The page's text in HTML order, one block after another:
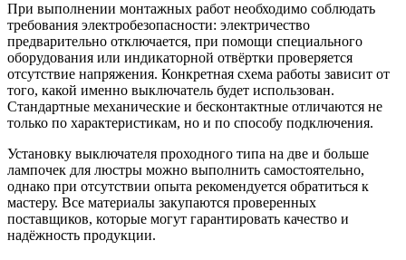
При выполнении монтажных работ необходимо соблюдать
требования электробезопасности: электричество
предварительно отключается, при помощи специального
оборудования или индикаторной отвёртки проверяется
отсутствие напряжения. Конкретная схема работы зависит от
того, какой именно выключатель будет использован.
Стандартные механические и бесконтактные отличаются не
только по характеристикам, но и по способу подключения.
Установку выключателя проходного типа на две и больше
лампочек для люстры можно выполнить самостоятельно,
однако при отсутствии опыта рекомендуется обратиться к
мастеру. Все материалы закупаются проверенных
поставщиков, которые могут гарантировать качество и
надёжность продукции.